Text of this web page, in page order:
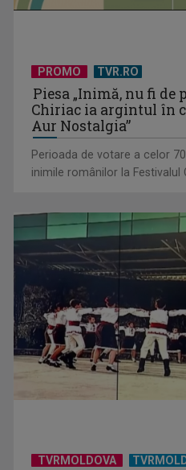
David Popovici atacă o
direct şi în ...
„Frații Jderi”, superproducția
Sadoveanu, la ...
PROMO TVR.RO
Piesa „Inimă, nu fi de
Chiriac ia argintul în
Aur Nostalgia”
Perioada de votare a celor
inimile românilor la Festivalul
TVRMOLDOVA